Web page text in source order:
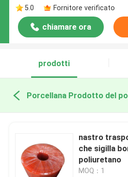
5.0
Fornitore verificato
chiamare ora
prodotti
Porcellana Prodotto del
nastro
che sigilla
poliuretano
MOQ：1